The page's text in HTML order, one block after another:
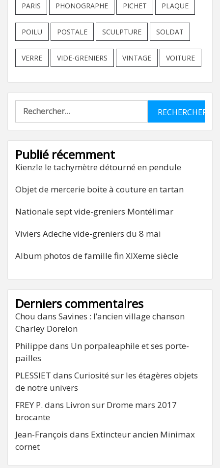
PARIS PHONOGRAPHE PICHET PLAQUE
POILU POSTALE SCULPTURE SOLDAT
VERRE VIDE-GRENIERS VINTAGE VOITURE
Rechercher :
Publié récemment
Kienzle le tachymètre détourné en pendule
Objet de mercerie boite à couture en tartan
Nationale sept vide-greniers Montélimar
Viviers Adeche vide-greniers du 8 mai
Album photos de famille fin XIXeme siècle
Derniers commentaires
Chou dans Savines : l’ancien village chanson
Charley Dorelon
Philippe dans Un porpaleaphile et ses porte-
pailles
PLESSIET dans Curiosité sur les étagères objets
de notre univers
FREY P. dans Livron sur Drome mars 2017
brocante
Jean-François dans Extincteur ancien Minimax
cornet